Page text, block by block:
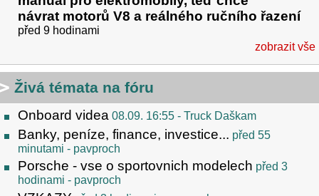
návrat motorů V8 a reálného ručního řazení
před 9 hodinami
zobrazit vše
Živá témata na fóru
Onboard videa 08.09. 16:55 - Truck Daškam
Banky, peníze, finance, investice... před 55
minutami - pavproch
Porsche - vse o sportovnich modelech před 3
hodinami - pavproch